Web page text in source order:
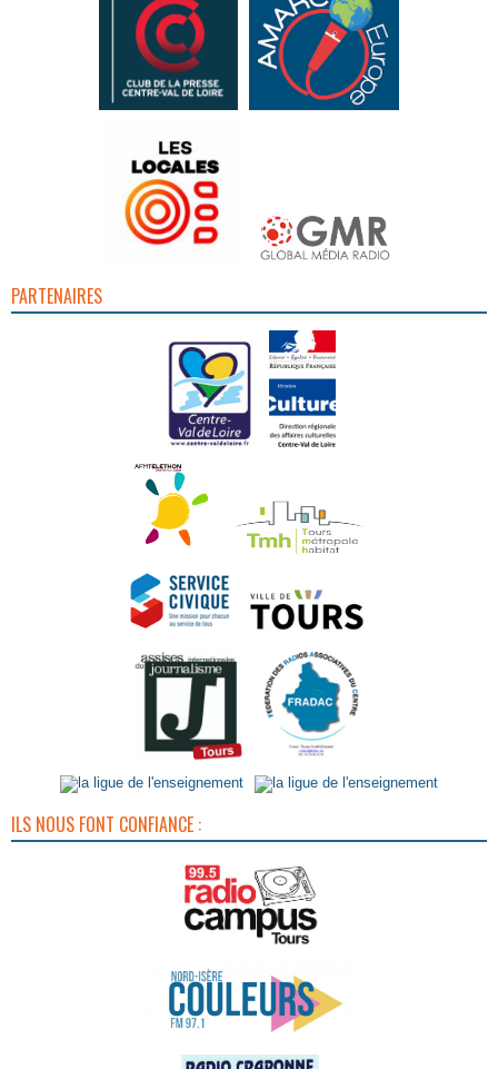
PARTENAIRES
ILS NOUS FONT CONFIANCE :